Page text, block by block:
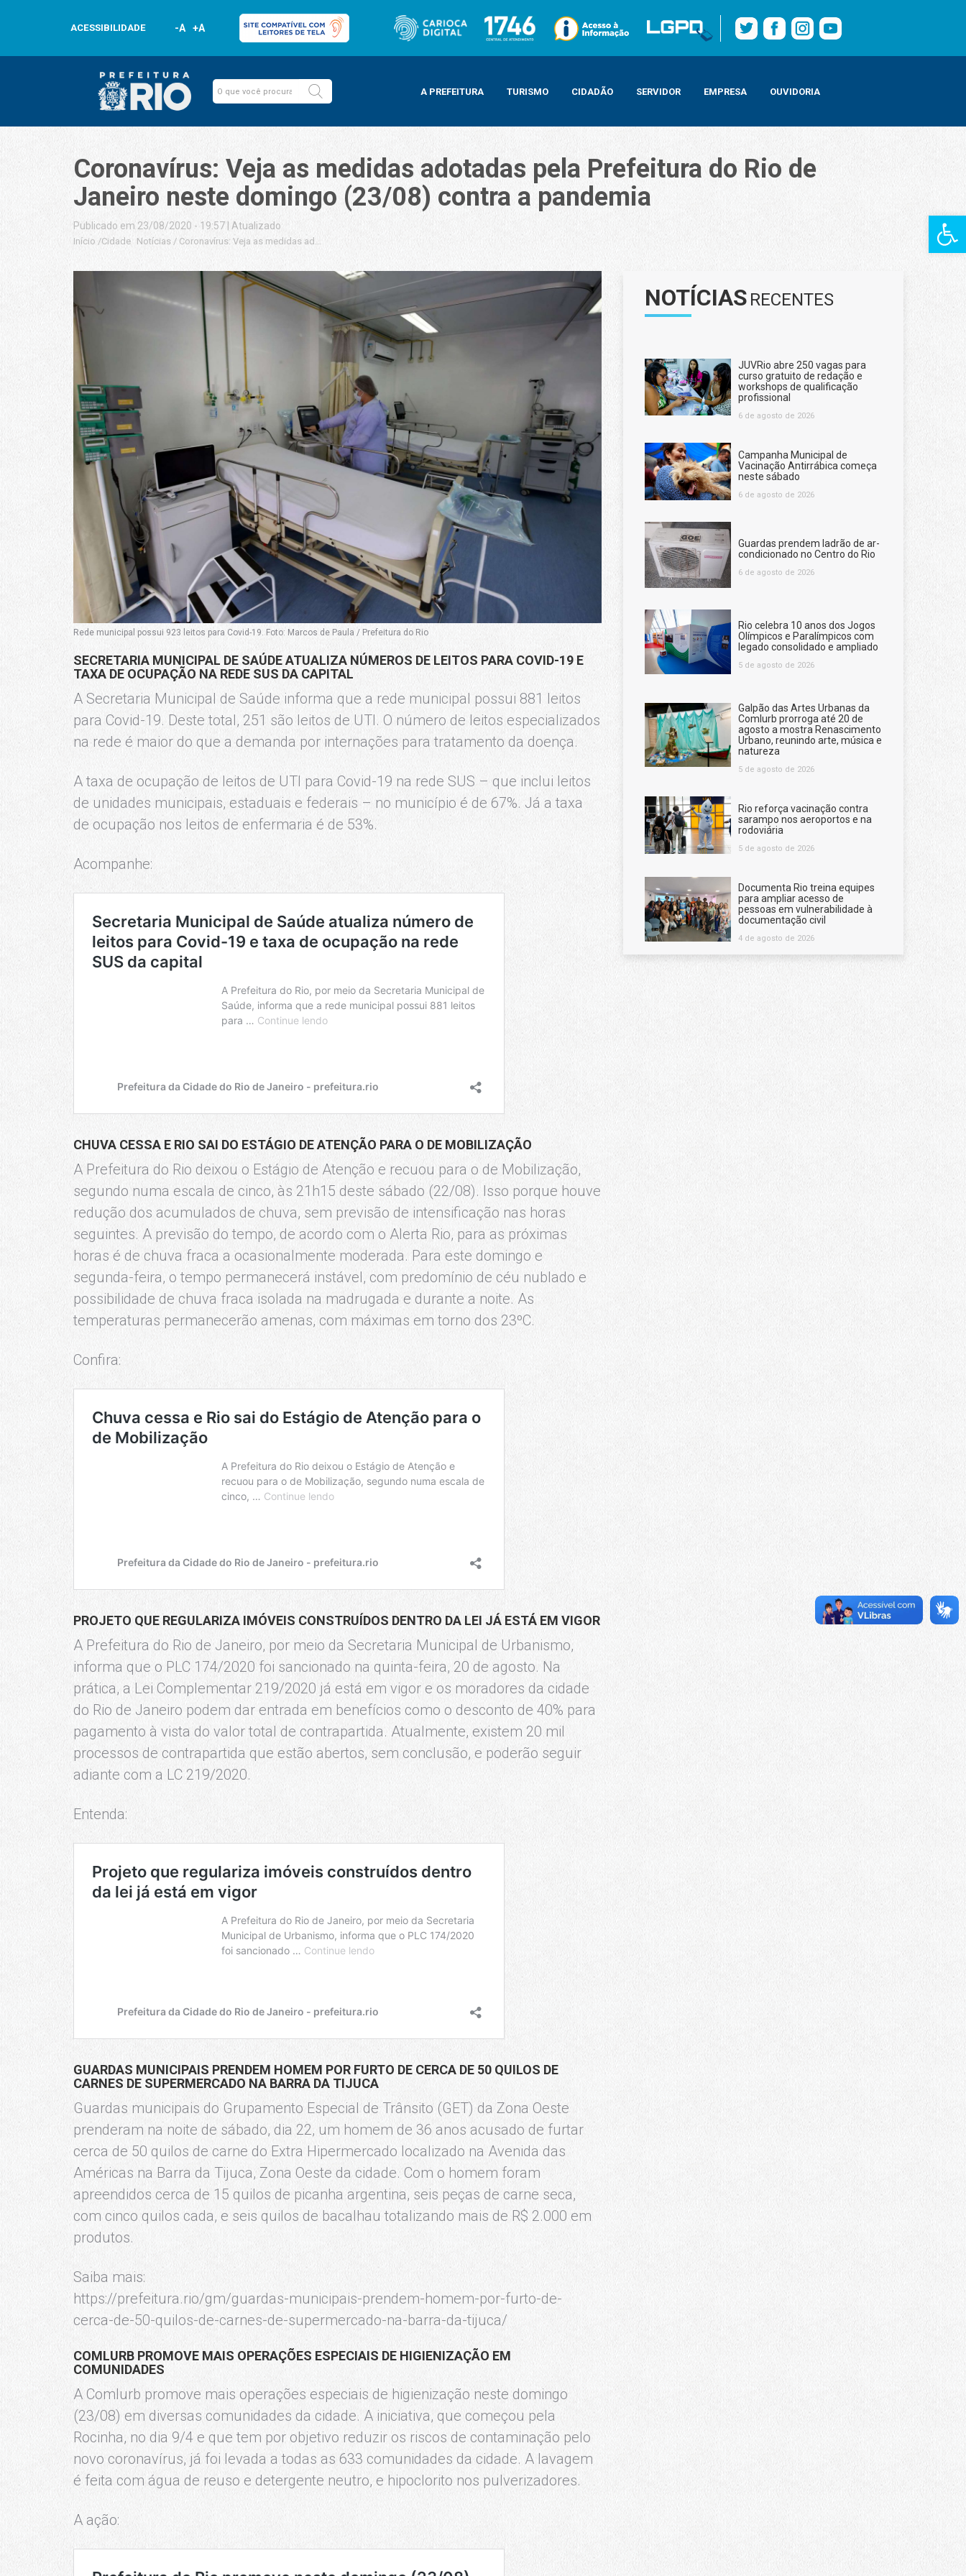
Barra de
ACESSIBILIDADE -A +A
A PREFEITURA TURISMO CIDADÃO SERVIDOR EMPRESA OUVIDORIA
Coronavírus: Veja as medidas adotadas pela Prefeitura do Rio de
Janeiro neste domingo (23/08) contra a pandemia
Publicado em 23/08/2020 - 19:57 Atualizado
Início /Cidade Notícias / Coronavírus: Veja as medidas adotadas pela Prefeitura do Rio de Janeiro neste domingo (23/08) contra a pandemia
Rede municipal possui 923 leitos para Covid-19. Foto: Marcos de Paula / Prefeitura do Rio
SECRETARIA MUNICIPAL DE SAÚDE ATUALIZA NÚMEROS DE LEITOS PARA COVID-19 E
TAXA DE OCUPAÇÃO NA REDE SUS DA CAPITAL
A Secretaria Municipal de Saúde informa que a rede municipal possui 881 leitos
para Covid-19. Deste total, 251 são leitos de UTI. O número de leitos especializados
na rede é maior do que a demanda por internações para tratamento da doença.
A taxa de ocupação de leitos de UTI para Covid-19 na rede SUS – que inclui leitos
de unidades municipais, estaduais e federais – no município é de 67%. Já a taxa
de ocupação nos leitos de enfermaria é de 53%.
Acompanhe:
CHUVA CESSA E RIO SAI DO ESTÁGIO DE ATENÇÃO PARA O DE MOBILIZAÇÃO
A Prefeitura do Rio deixou o Estágio de Atenção e recuou para o de Mobilização,
segundo numa escala de cinco, às 21h15 deste sábado (22/08). Isso porque houve
redução dos acumulados de chuva, sem previsão de intensificação nas horas
seguintes. A previsão do tempo, de acordo com o Alerta Rio, para as próximas
horas é de chuva fraca a ocasionalmente moderada. Para este domingo e
segunda-feira, o tempo permanecerá instável, com predomínio de céu nublado e
possibilidade de chuva fraca isolada na madrugada e durante a noite. As
temperaturas permanecerão amenas, com máximas em torno dos 23ºC.
Confira:
PROJETO QUE REGULARIZA IMÓVEIS CONSTRUÍDOS DENTRO DA LEI JÁ ESTÁ EM VIGOR
A Prefeitura do Rio de Janeiro, por meio da Secretaria Municipal de Urbanismo,
informa que o PLC 174/2020 foi sancionado na quinta-feira, 20 de agosto. Na
prática, a Lei Complementar 219/2020 já está em vigor e os moradores da cidade
do Rio de Janeiro podem dar entrada em benefícios como o desconto de 40% para
pagamento à vista do valor total de contrapartida. Atualmente, existem 20 mil
processos de contrapartida que estão abertos, sem conclusão, e poderão seguir
adiante com a LC 219/2020.
Entenda:
GUARDAS MUNICIPAIS PRENDEM HOMEM POR FURTO DE CERCA DE 50 QUILOS DE
CARNES DE SUPERMERCADO NA BARRA DA TIJUCA
Guardas municipais do Grupamento Especial de Trânsito (GET) da Zona Oeste
prenderam na noite de sábado, dia 22, um homem de 36 anos acusado de furtar
cerca de 50 quilos de carne do Extra Hipermercado localizado na Avenida das
Américas na Barra da Tijuca, Zona Oeste da cidade. Com o homem foram
apreendidos cerca de 15 quilos de picanha argentina, seis peças de carne seca,
com cinco quilos cada, e seis quilos de bacalhau totalizando mais de R$ 2.000 em
produtos.
Saiba mais:
https://prefeitura.rio/gm/guardas-municipais-prendem-homem-por-furto-de-
cerca-de-50-quilos-de-carnes-de-supermercado-na-barra-da-tijuca/
COMLURB PROMOVE MAIS OPERAÇÕES ESPECIAIS DE HIGIENIZAÇÃO EM
COMUNIDADES
A Comlurb promove mais operações especiais de higienização neste domingo
(23/08) em diversas comunidades da cidade. A iniciativa, que começou pela
Rocinha, no dia 9/4 e que tem por objetivo reduzir os riscos de contaminação pelo
novo coronavírus, já foi levada a todas as 633 comunidades da cidade. A lavagem
é feita com água de reuso e detergente neutro, e hipoclorito nos pulverizadores.
A ação:
NOTÍCIAS RECENTES
JUVRio abre 250 vagas para
curso gratuito de redação e
workshops de qualificação
profissional
6 de agosto de 2026
Campanha Municipal de
Vacinação Antirrábica começa
neste sábado
6 de agosto de 2026
Guardas prendem ladrão de ar-
condicionado no Centro do Rio
6 de agosto de 2026
Rio celebra 10 anos dos Jogos
Olímpicos e Paralímpicos com
legado consolidado e ampliado
5 de agosto de 2026
Galpão das Artes Urbanas da
Comlurb prorroga até 20 de
agosto a mostra Renascimento
Urbano, reunindo arte, música e
natureza
5 de agosto de 2026
Rio reforça vacinação contra
sarampo nos aeroportos e na
rodoviária
5 de agosto de 2026
Documenta Rio treina equipes
para ampliar acesso de
pessoas em vulnerabilidade à
documentação civil
4 de agosto de 2026